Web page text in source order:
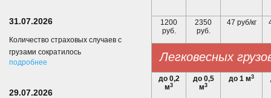
1200
руб.
2350
руб.
47 руб/кг
Легковесных
до 0,2
м3
до 0,5
м3
до 1 м3
31.07.2026
Количество страховых случаев с
грузами сократилось
подробнее
29.07.2026